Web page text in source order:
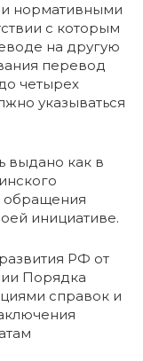
нормативными
с которым
на другую
перевод
четырех
указываться
выдано как в
обращения
инициативе.
РФ от
Порядка
справок и